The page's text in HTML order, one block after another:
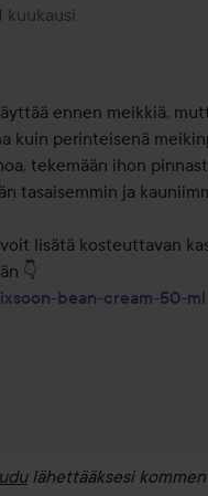
Creator.
kuukausi lisättiin 1
ennen meikkiä,
kuin perinteisenä
tekemään ihon
tasaisemmin ja
lisätä kosteuttavan
bean-cream-50-ml
lähettääksesi